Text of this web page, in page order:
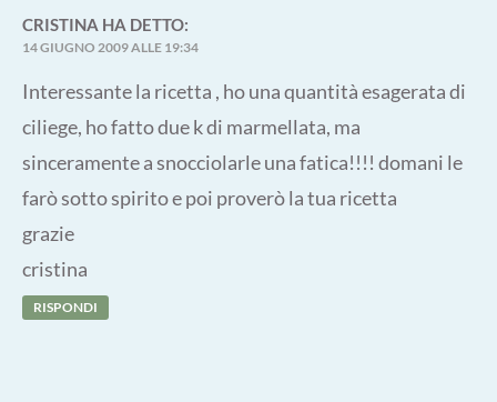
CRISTINA HA DETTO:
14 GIUGNO 2009 ALLE 19:34
Interessante la ricetta , ho una quantità esagerata di
ciliege, ho fatto due k di marmellata, ma
sinceramente a snocciolarle una fatica!!!! domani le
farò sotto spirito e poi proverò la tua ricetta
grazie
cristina
RISPONDI